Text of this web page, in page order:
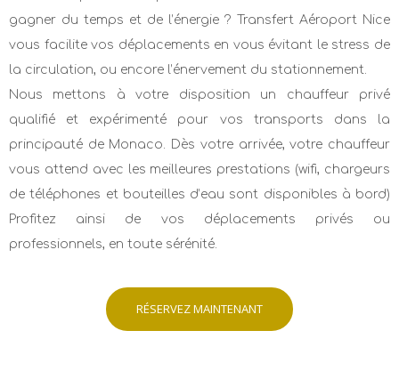
gagner du temps et de l’énergie ? Transfert Aéroport Nice
vous facilite vos déplacements en vous évitant le stress de
la circulation, ou encore l’énervement du stationnement.
Nous mettons à votre disposition un chauffeur privé
qualifié et expérimenté pour vos transports dans la
principauté de Monaco. Dès votre arrivée, votre chauffeur
vous attend avec les meilleures prestations (wifi, chargeurs
de téléphones et bouteilles d’eau sont disponibles à bord)
Profitez ainsi de vos déplacements privés ou
professionnels, en toute sérénité.
RÉSERVEZ MAINTENANT